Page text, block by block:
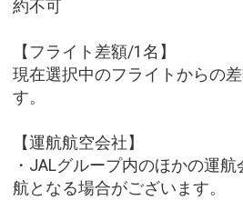
約不可
【フライト差額/1名】
現在選択中のフライトからの
す。
【運航航空会社】
・JALグループ内のほかの運
航となる場合がございます。